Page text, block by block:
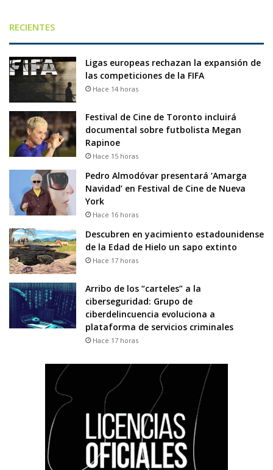
RECIENTES
Ligas europeas rechazan la expansión de
las competiciones de la FIFA
Hace 14 horas
Festival de Cine de Toronto incluirá
documental sobre futbolista Megan
Rapinoe
Hace 15 horas
Pedro Almodóvar presentará ‘Amarga
Navidad’ en Festival de Cine de Nueva
York
Hace 16 horas
Descubren en yacimiento estadounidense
de la Edad de Hielo un sapo extinto
Hace 17 horas
Arribo de los “carteles” a la
ciberseguridad: Grupo de
ciberdelincuencia evoluciona a
plataforma de servicios criminales
Hace 17 horas